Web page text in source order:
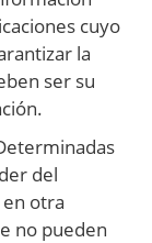
cuyo
la
ser su
del
otra
no pueden